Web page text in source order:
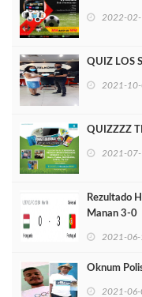
2022-
QUIZ LOS
2021-
QUIZZZZ
2021-
Rezultado
Manan 3-0
2021-
Oknum
2021-